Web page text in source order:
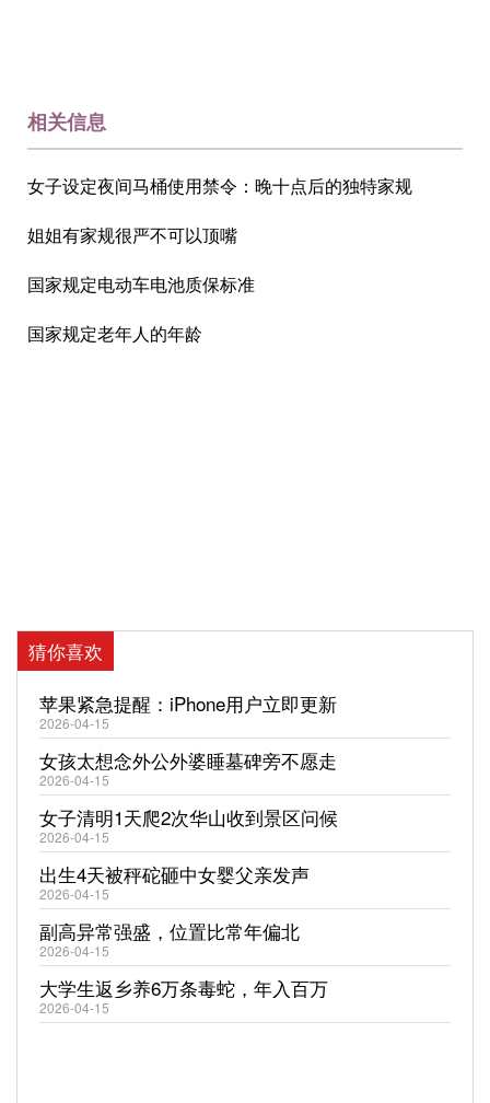
相关信息
女子设定夜间马桶使用禁令：晚十点后的独特家规
姐姐有家规很严不可以顶嘴
国家规定电动车电池质保标准
国家规定老年人的年龄
猜你喜欢
苹果紧急提醒：iPhone用户立即更新
2026-04-15
女孩太想念外公外婆睡墓碑旁不愿走
2026-04-15
女子清明1天爬2次华山收到景区问候
2026-04-15
出生4天被秤砣砸中女婴父亲发声
2026-04-15
副高异常强盛，位置比常年偏北
2026-04-15
大学生返乡养6万条毒蛇，年入百万
2026-04-15